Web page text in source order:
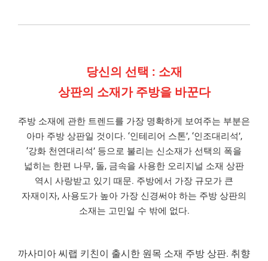
당신의 선택 : 소재
상판의 소재가 주방을 바꾼다
주방 소재에 관한 트렌드를 가장 명확하게 보여주는 부분은
아마 주방 상판일 것이다. ‘인테리어 스톤’, ‘인조대리석’,
‘강화 천연대리석’ 등으로 불리는 신소재가 선택의 폭을
넓히는 한편 나무, 돌, 금속을 사용한 오리지널 소재 상판
역시 사랑받고 있기 때문. 주방에서 가장 규모가 큰
자재이자, 사용도가 높아 가장 신경써야 하는 주방 상판의
소재는 고민일 수 밖에 없다.
까사미아 씨랩 키친이 출시한 원목 소재 주방 상판. 취향